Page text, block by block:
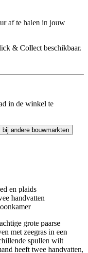
af te halen in jouw
& Collect beschikbaar.
in de winkel te
bij andere bouwmarkten
en plaids
handvatten
grote paarse
met zeegras in een
spullen wilt
heeft twee handvatten,